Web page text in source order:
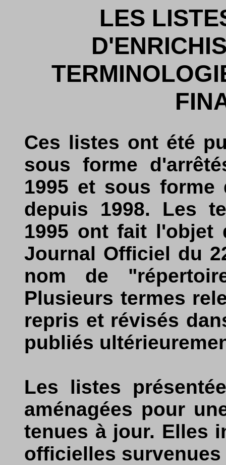
LES
Ces listes ont été
sous forme
1995 et sous forme
depuis 1998. Les
1995 ont fait l'objet
Journal Officiel du
nom de
Plusieurs termes
repris et révisés
publiés
Les listes
aménagées pour
tenues à jour. Elles
officielles